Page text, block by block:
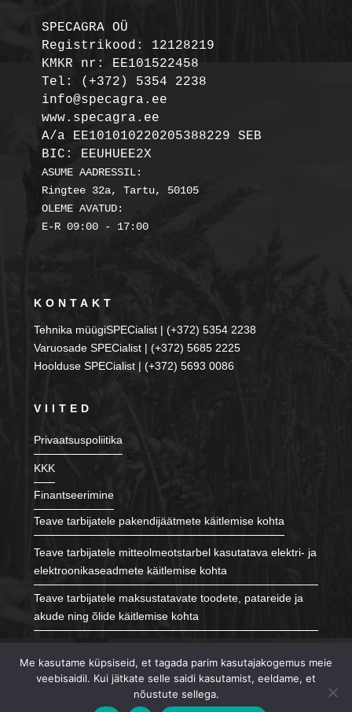
SPECAGRA OÜ
Registrikood: 12128219
KMKR nr: EE101522458
Tel: (+372) 5354 2238
info@specagra.ee
A/a EE101010220205388229 SEB
BIC: EEUHUEE2X
ASUME AADRESSIL:
Ringtee 32a, Tartu, 50105
OLEME AVATUD:
E-R 09:00 - 17:00
KONTAKT
Tehnika müügiSPECialist | (+372) 5354 2238
Varuosade SPECialist | (+372) 5685 2225
Hoolduse SPECialist | (+372) 5693 0086
VIITED
Privaatsuspoliitika
KKK
Finantseerimine
Teave tarbijatele pakendijäätmete käitlemise kohta
Teave tarbijatele mitteolmeotstarbel kasutatava elektri- ja
elektroonikaseadmete käitlemise kohta
Teave tarbijatele maksustatavate toodete, patareide ja
akude ning õlide käitlemise kohta
JÄLGI MEID
Me kasutame küpsiseid, et tagada parim kasutajakogemus meie
veebisaidil. Kui jätkate selle saidi kasutamist, eeldame, et
nõustute sellega.